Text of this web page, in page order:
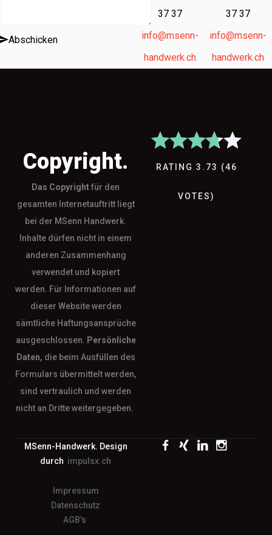
Abschicken
37 37
info@msenn-
handwerk.ch
37 37
info@msenn-
handwerk.ch
Copyright.
Das Copyrightfür den
gesamten Internetauftritt liegt
bei der MSenn Handwerk.
Inhalte dürfen nicht in einem
anderen Zusammenhang
verwendet und kopiert
werden. Für Informationen auf
dieser Website werden
sämtliche Haftungsansprüche
ausgeschlossen. Persönliche
Daten, die beim Ausfüllen des
Formulars übermittelt werden,
sind vertraulich und werden
nicht an Dritte weitergegeben.
RATING 3.73 (46
VOTES)
MSenn-Handwerk. Design
durch impulsx.ch
Impressum
Datenschutz
AGB's